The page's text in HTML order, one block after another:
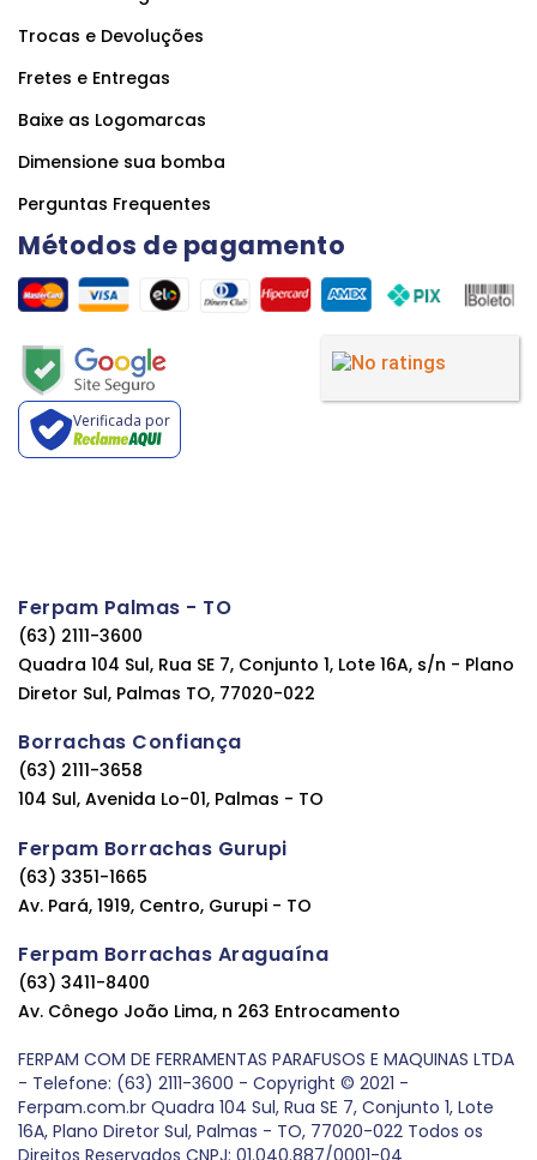
Trocas e Devoluções
Fretes e Entregas
Baixe as Logomarcas
Dimensione sua bomba
Perguntas Frequentes
Métodos de pagamento
Verificada por
Ferpam Palmas - TO
(63) 2111-3600
Quadra 104 Sul, Rua SE 7, Conjunto 1, Lote 16A, s/n - Plano
Diretor Sul, Palmas TO, 77020-022
Borrachas Confiança
(63) 2111-3658
104 Sul, Avenida Lo-01, Palmas - TO
Ferpam Borrachas Gurupi
(63) 3351-1665
Av. Pará, 1919, Centro, Gurupi - TO
Ferpam Borrachas Araguaína
(63) 3411-8400
Av. Cônego João Lima, n 263 Entrocamento
FERPAM COM DE FERRAMENTAS PARAFUSOS E MAQUINAS LTDA
- Telefone: (63) 2111-3600 - Copyright © 2021 -
Ferpam.com.br Quadra 104 Sul, Rua SE 7, Conjunto 1, Lote
16A, Plano Diretor Sul, Palmas - TO, 77020-022 Todos os
Direitos Reservados CNPJ: 01.040.887/0001-04